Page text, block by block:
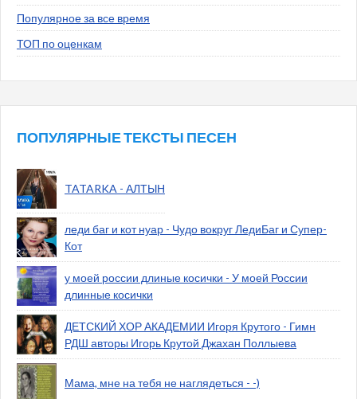
Популярное за все время
ТОП по оценкам
ПОПУЛЯРНЫЕ ТЕКСТЫ ПЕСЕН
TATARKA - АЛТЫН
леди баг и кот нуар - Чудо вокруг ЛедиБаг и Супер-
Кот
у моей россии длиные косички - У моей России
длинные косички
ДЕТСКИЙ ХОР АКАДЕМИИ Игоря Крутого - Гимн
РДШ авторы Игорь Крутой Джахан Поллыева
Мама, мне на тебя не наглядеться - -)